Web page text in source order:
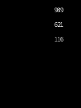
989
621
116